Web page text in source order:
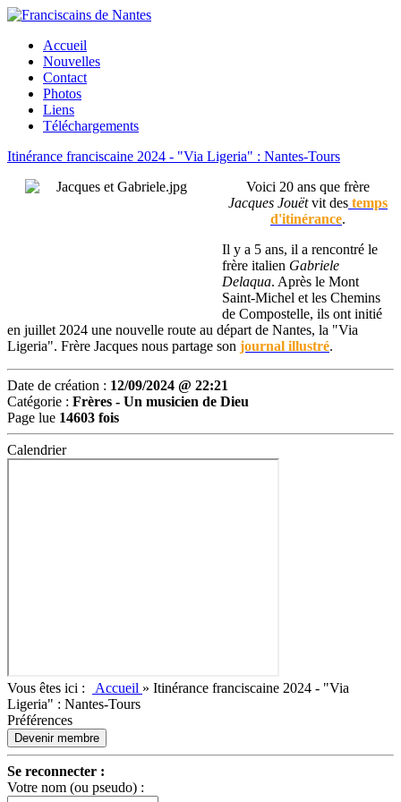
Accueil
Nouvelles
Contact
Photos
Liens
Téléchargements
Itinérance franciscaine 2024 - "Via Ligeria" : Nantes-Tours
Voici 20 ans que frère
Jacques Jouëtvit des temps
d'itinérance.
Il y a 5 ans, il a rencontré le
frère italien Gabriele
Delaqua. Après le Mont
Saint-Michel et les Chemins
de Compostelle, ils ont initié
en juillet 2024 une nouvelle route au départ de Nantes, la "Via
Ligeria". Frère Jacques nous partage son journal illustré.
Date de création : 12/09/2024 @ 22:21
Catégorie : Frères - Un musicien de Dieu
Page lue 14603 fois
Calendrier
Vous êtes ici : Accueil » Itinérance franciscaine 2024 - "Via
Ligeria" : Nantes-Tours
Préférences
Devenir membre
Se reconnecter :
Votre nom (ou pseudo) :